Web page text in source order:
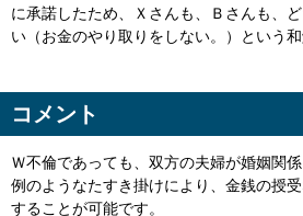
に承諾したため、Ｘさんも、Ｂさんも、
い（お金のやり取りをしない。）という
コメント
Ｗ不倫であっても、双方の夫婦が婚姻関
例のようなたすき掛けにより、金銭の授
することが可能です。